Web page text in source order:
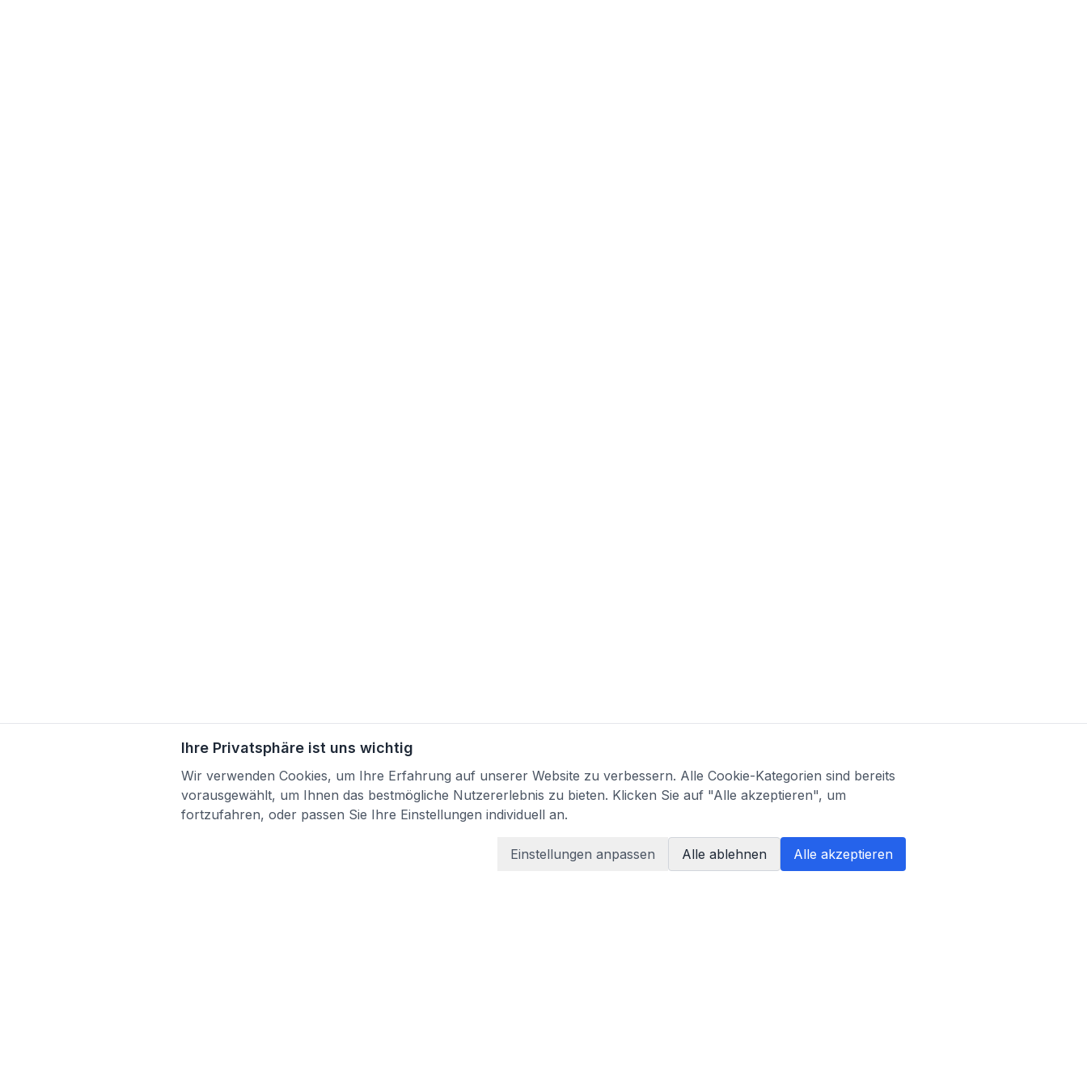
Ihre Privatsphäre ist uns wichtig
Wir verwenden Cookies, um Ihre Erfahrung auf unserer Website zu verbessern. Alle Cookie-Kategorien sind bereits
vorausgewählt, um Ihnen das bestmögliche Nutzererlebnis zu bieten. Klicken Sie auf "Alle akzeptieren", um
fortzufahren, oder passen Sie Ihre Einstellungen individuell an.
Einstellungen anpassen Alle ablehnen Alle akzeptieren